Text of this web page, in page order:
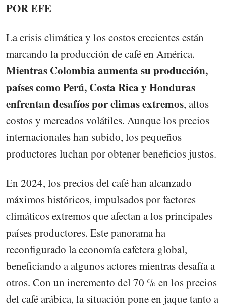
POR EFE
La crisis climática y los costos crecientes están
marcando la producción de café en América.
Mientras Colombia aumenta su producción,
países como Perú, Costa Rica y Honduras
enfrentan desafíos por climas extremos, altos
costos y mercados volátiles. Aunque los precios
internacionales han subido, los pequeños
productores luchan por obtener beneficios justos.
En 2024, los precios del café han alcanzado
máximos históricos, impulsados por factores
climáticos extremos que afectan a los principales
países productores. Este panorama ha
reconfigurado la economía cafetera global,
beneficiando a algunos actores mientras desafía a
otros. Con un incremento del 70 % en los precios
del café arábica, la situación pone en jaque tanto a